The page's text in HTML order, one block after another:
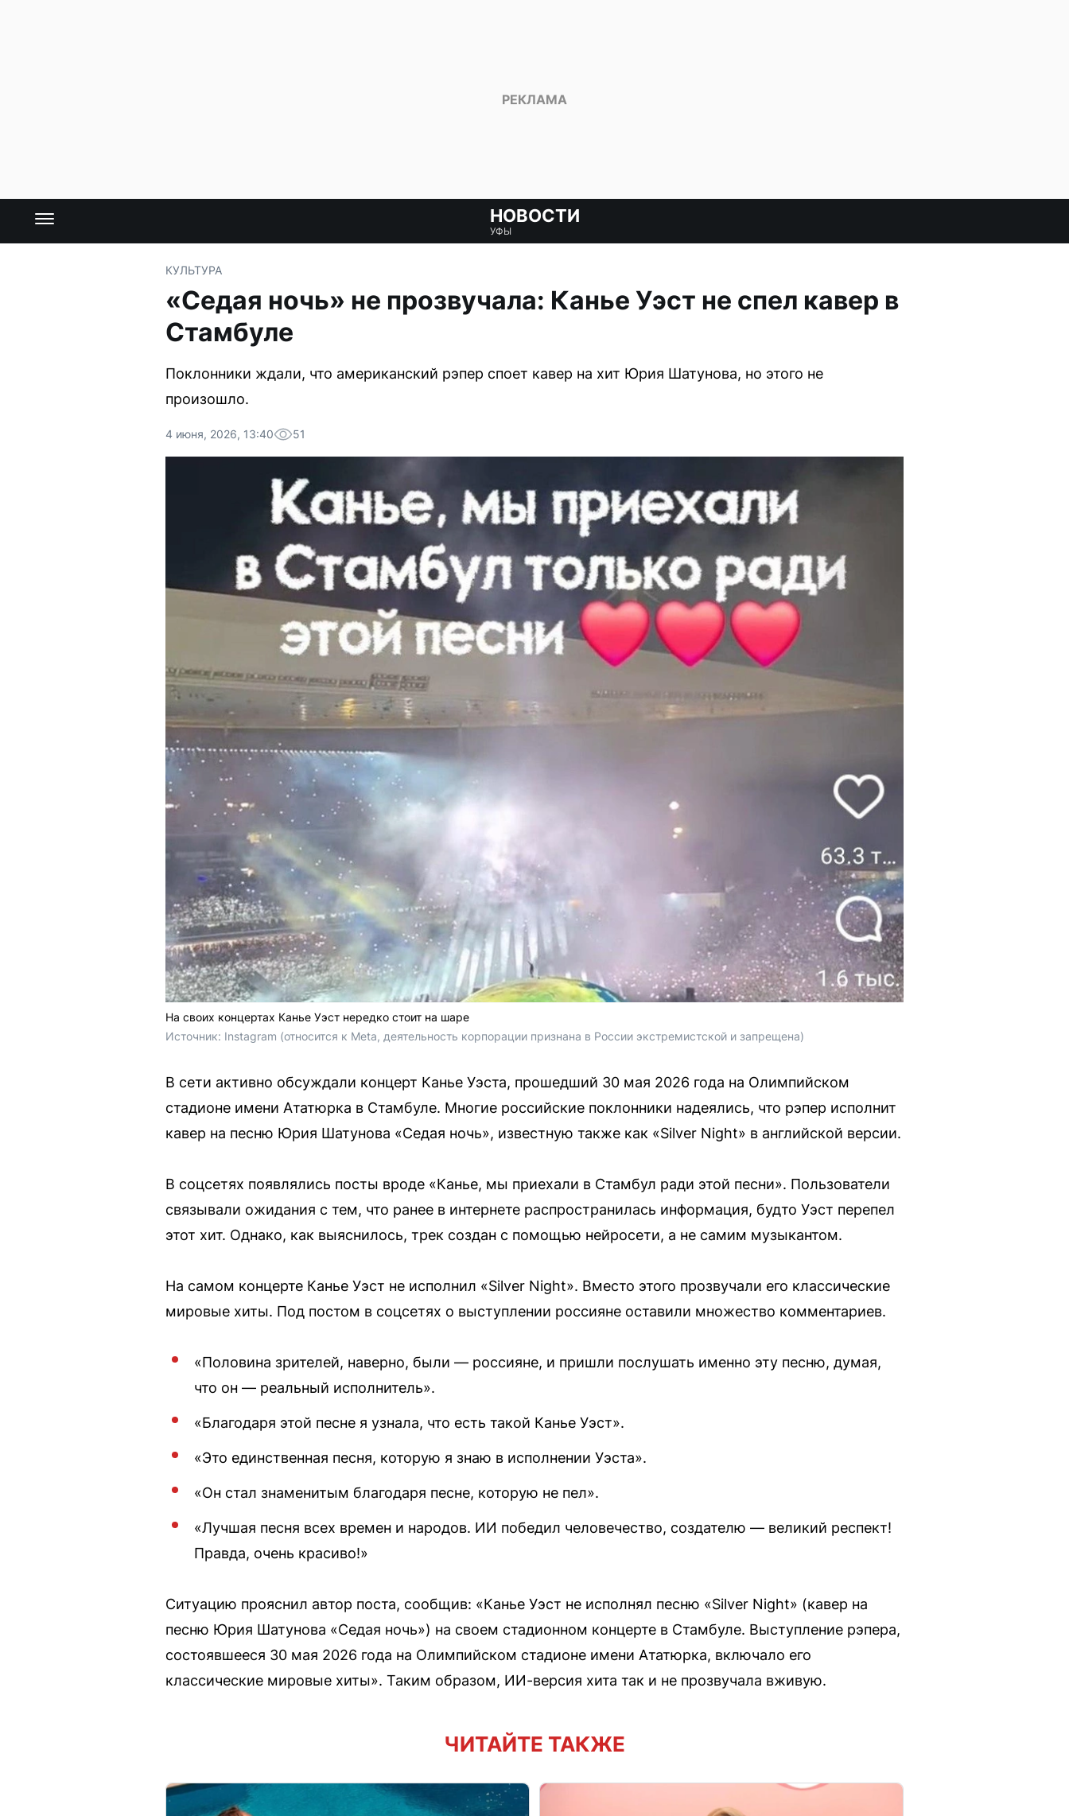
НОВОСТИ
УФЫ
КУЛЬТУРА
«Седая ночь» не прозвучала: Канье Уэст не спел кавер в
Стамбуле
Поклонники ждали, что американский рэпер споет кавер на хит Юрия Шатунова, но этого не
произошло.
4 июня, 2026, 13:40 51
На своих концертах Канье Уэст нередко стоит на шаре
Источник: Instagram (относится к Meta, деятельность корпорации признана в России экстремистской и запрещена)
В сети активно обсуждали концерт Канье Уэста, прошедший 30 мая 2026 года на Олимпийском
стадионе имени Ататюрка в Стамбуле. Многие российские поклонники надеялись, что рэпер исполнит
кавер на песню Юрия Шатунова «Седая ночь», известную также как «Silver Night» в английской версии.
В соцсетях появлялись посты вроде «Канье, мы приехали в Стамбул ради этой песни». Пользователи
связывали ожидания с тем, что ранее в интернете распространилась информация, будто Уэст перепел
этот хит. Однако, как выяснилось, трек создан с помощью нейросети, а не самим музыкантом.
На самом концерте Канье Уэст не исполнил «Silver Night». Вместо этого прозвучали его классические
мировые хиты. Под постом в соцсетях о выступлении россияне оставили множество комментариев.
«Половина зрителей, наверно, были — россияне, и пришли послушать именно эту песню, думая,
что он — реальный исполнитель».
«Благодаря этой песне я узнала, что есть такой Канье Уэст».
«Это единственная песня, которую я знаю в исполнении Уэста».
«Он стал знаменитым благодаря песне, которую не пел».
«Лучшая песня всех времен и народов. ИИ победил человечество, создателю — великий респект!
Правда, очень красиво!»
Ситуацию прояснил автор поста, сообщив: «Канье Уэст не исполнял песню «Silver Night» (кавер на
песню Юрия Шатунова «Седая ночь») на своем стадионном концерте в Стамбуле. Выступление рэпера,
состоявшееся 30 мая 2026 года на Олимпийском стадионе имени Ататюрка, включало его
классические мировые хиты». Таким образом, ИИ-версия хита так и не прозвучала вживую.
ЧИТАЙТЕ ТАКЖЕ